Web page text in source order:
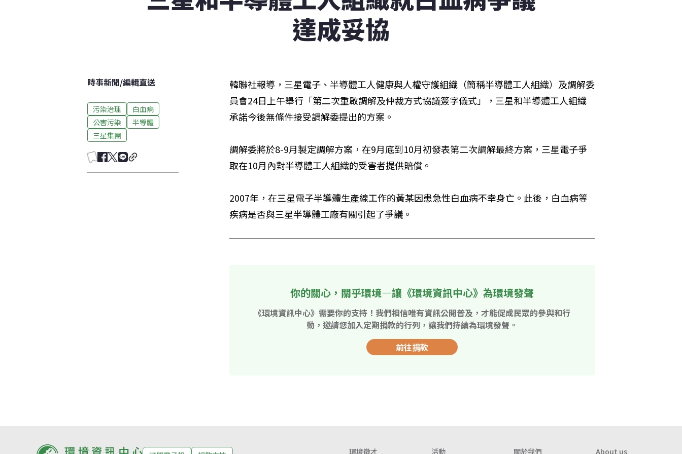
達成妥協
時事新聞/編輯直送
污染治理
白血病
公害污染
半導體
三星集團
韓聯社報導，三星電子、半導體工人健康與人權守護組織（簡稱半導體工人組織）及調解委
員會24日上午舉行「第二次重啟調解及仲裁方式協議簽字儀式」，三星和半導體工人組織
承諾今後無條件接受調解委提出的方案。
調解委將於8-9月製定調解方案，在9月底到10月初發表第二次調解最終方案，三星電子爭
取在10月內對半導體工人組織的受害者提供賠償。
2007年，在三星電子半導體生產線工作的黃某因患急性白血病不幸身亡。此後，白血病等
疾病是否與三星半導體工廠有關引起了爭議。
你的關心，關乎環境—讓《環境資訊中心》為環境發聲
《環境資訊中心》需要你的支持！我們相信唯有資訊公開普及，才能促成民眾的參與和行
動，邀請您加入定期捐款的行列，讓我們持續為環境發聲。
前往捐款
環境徵才 活動 關於我們 About us